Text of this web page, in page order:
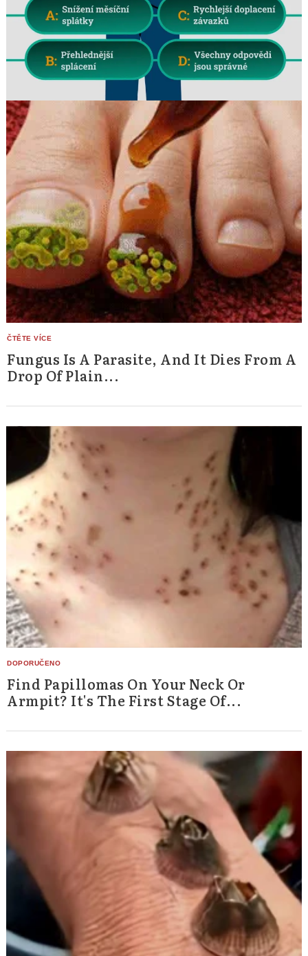
Fungus Is A Parasite, And It Dies From A
Drop Of Plain...
Find Papillomas On Your Neck Or
Armpit? It's The First Stage Of...
Search
for: